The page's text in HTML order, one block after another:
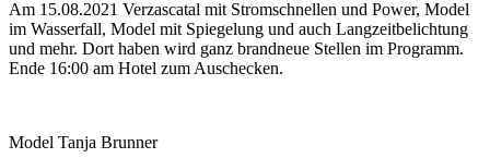
Am 15.08.2021 Verzascatal mit Stromschnellen und Power, Model
im Wasserfall, Model mit Spiegelung und auch Langzeitbelichtung
und mehr. Dort haben wird ganz brandneue Stellen im Programm.
Ende 16:00 am Hotel zum Auschecken.
Model Tanja Brunner